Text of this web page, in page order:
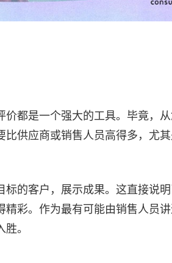
都是一个强大的工具。毕竟，
供应商或销售人员高得多，尤
标的客户，展示成果。这直接说
彩。作为最有可能由销售人员
。